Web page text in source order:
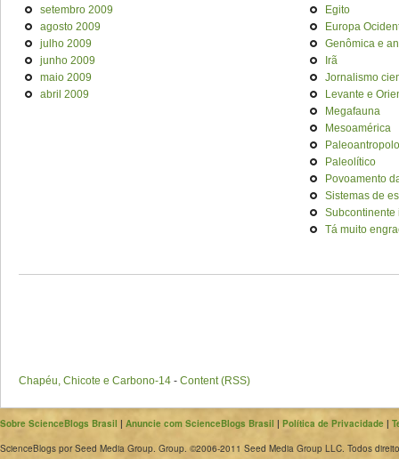
setembro 2009
agosto 2009
julho 2009
junho 2009
maio 2009
abril 2009
Egito
Europa
Genômica e
Irã
Jornalismo
Levante e
Megafauna
Mesoamérica
Paleolítico
Povoamento
Sistemas de
Subcontinente
Tá muito
Chapéu, Chicote e Carbono-14 - Content (RSS)
Sobre ScienceBlogs Brasil | Anuncie com ScienceBlogs Brasil | Política de Privacidade |
ScienceBlogs por Seed Media Group. Group. ©2006-2011 Seed Media Group LLC. Todos